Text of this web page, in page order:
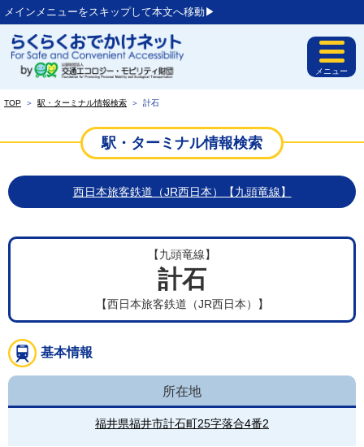
メインメニューをスキップして本文へ移動▶︎
メニュー
TOP ＞ 駅・ターミナル情報検索 ＞ 計石
駅・ターミナル情報検索
西日本旅客鉄道（JR西日本）【九頭竜線】
【九頭竜線】
計石
【西日本旅客鉄道（JR西日本）】
基本情報
所在地
福井県福井市計石町25字落合4番2